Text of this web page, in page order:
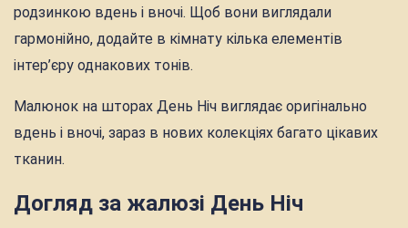
родзинкою вдень і вночі. Щоб вони виглядали
гармонійно, додайте в кімнату кілька елементів
інтер’єру однакових тонів.
Малюнок на шторах День Ніч виглядає оригінально
вдень і вночі, зараз в нових колекціях багато цікавих
тканин.
Догляд за жалюзі День Ніч